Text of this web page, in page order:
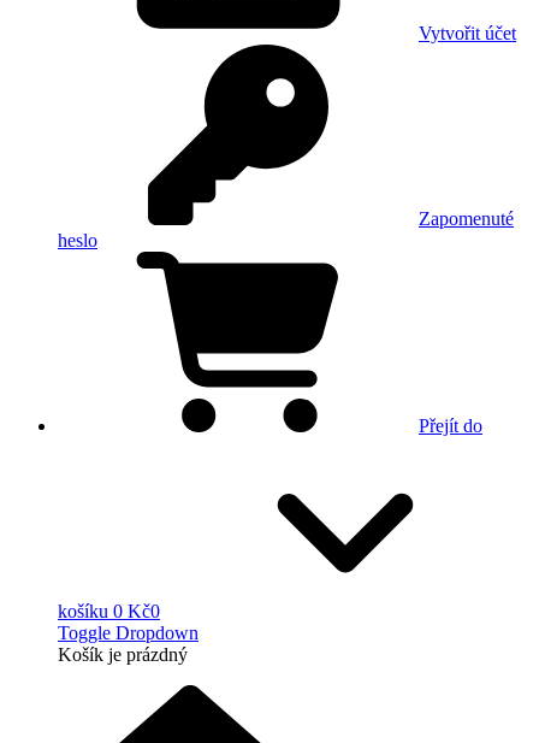
Vytvořit účet
Zapomenuté
heslo
Přejít do
košíku 0 Kč0
Toggle Dropdown
Košík je prázdný